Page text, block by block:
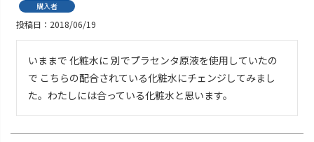
購入者
投稿日 2018/06/19
いままで 化粧水に 別でプラセンタ原液を使用していたの
で こちらの配合されている化粧水にチェンジしてみまし
た。わたしには合っている化粧水と思います。